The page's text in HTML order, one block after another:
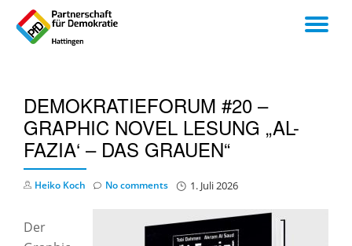
DEMOKRATIEFORUM #20 –
GRAPHIC NOVEL LESUNG „AL-
FAZIA‘ – DAS GRAUEN“
Heiko Koch 1. Juli 2026
No comments
Der